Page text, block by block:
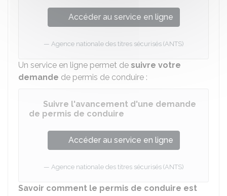
Accéder au service en ligne
Agence nationale des titres sécurisés (ANTS)
Un service en ligne permet de suivre votre
demande de permis de conduire :
Suivre l'avancement d'une demande
de permis de conduire
Accéder au service en ligne
Agence nationale des titres sécurisés (ANTS)
Savoir comment le permis de conduire est